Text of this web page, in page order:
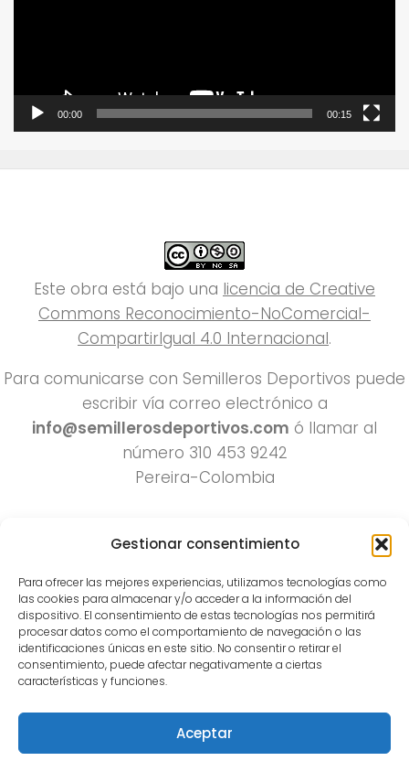
Gestionar consentimiento
Para ofrecer las mejores experiencias, utilizamos tecnologías como
las cookies para almacenar y/o acceder a la información del
dispositivo. El consentimiento de estas tecnologías nos permitirá
procesar datos como el comportamiento de navegación o las
identificaciones únicas en este sitio. No consentir o retirar el
consentimiento, puede afectar negativamente a ciertas
características y funciones.
Aceptar
00:00 00:15
Este obra está bajo una licencia de Creative
Commons Reconocimiento-NoComercial-
CompartirIgual 4.0 Internacional.
Para comunicarse con Semilleros Deportivos puede
escribir vía correo electrónico a
info@semillerosdeportivos.com ó llamar al
número 310 453 9242
Pereira-Colombia
Todos los derechos reservados 2022.
Funciona con - Diseñado con el